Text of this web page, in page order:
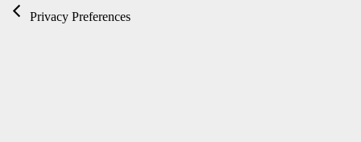
Privacy Preferences